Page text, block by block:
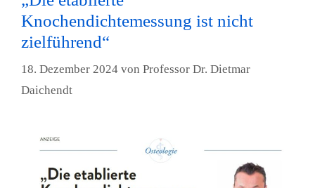
Knochendichtemessung ist nicht
zielführend“
18. Dezember 2024 von Professor Dr. Dietmar
Daichendt